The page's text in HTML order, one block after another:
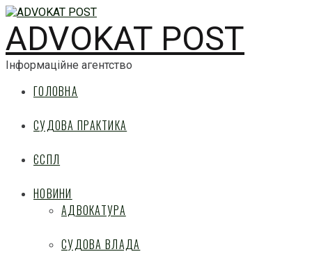
ADVOKAT POST
Інформаційне агентство
ГОЛОВНА
СУДОВА ПРАКТИКА
ЄСПЛ
НОВИНИ
АДВОКАТУРА
СУДОВА ВЛАДА